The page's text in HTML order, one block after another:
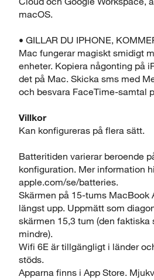
macOS.
• GILLAR DU IPHONE,
Mac fungerar magiskt smidigt
enheter. Kopiera någonting på
det på Mac. Skicka sms med
och besvara FaceTime-samtal
Villkor
Kan konfigureras på flera sätt.
Batteritiden varierar beroende
konfiguration. Mer information
apple.com/se/batteries.
Skärmen på 15-tums MacBook
längst upp. Uppmätt som
skärmen 15,3 tum (den faktiska
mindre).
Wifi 6E är tillgängligt i länder
stöds.
Apparna finns i App Store.